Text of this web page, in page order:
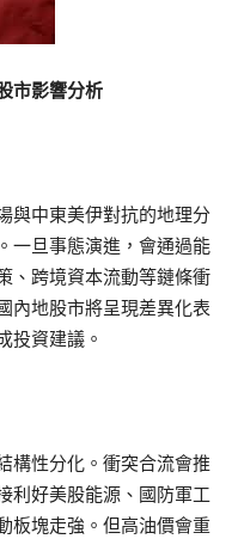
市影響分析
與中東美伊對抗的地理分
一旦事態演進，會通過能
、跨境資本流動等鏈條衝
內地股市將呈現差異化表
投資建議。
構性分化。衝突合流會推
利好美股能源、國防軍工
板塊走強。但高油價會重